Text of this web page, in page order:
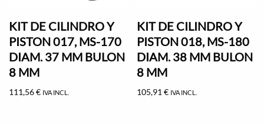
KIT DE CILINDRO Y
PISTON 017, MS-170
DIAM. 37 MM BULON
8 MM
111,56€ IVA INCL.
KIT DE CILINDRO Y
PISTON 018, MS-180
DIAM. 38 MM BULON
8 MM
105,91€ IVA INCL.